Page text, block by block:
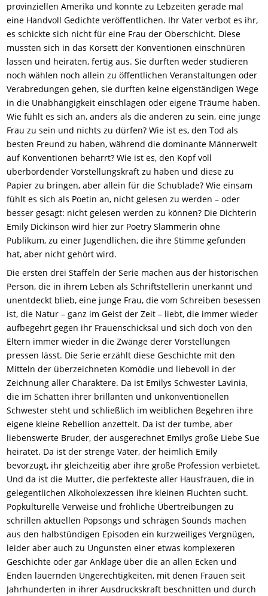
provinziellen Amerika und konnte zu Lebzeiten gerade mal
eine Handvoll Gedichte veröffentlichen. Ihr Vater verbot es ihr,
es schickte sich nicht für eine Frau der Oberschicht. Diese
mussten sich in das Korsett der Konventionen einschnüren
lassen und heiraten, fertig aus. Sie durften weder studieren
noch wählen noch allein zu öffentlichen Veranstaltungen oder
Verabredungen gehen, sie durften keine eigenständigen Wege
in die Unabhängigkeit einschlagen oder eigene Träume haben.
Wie fühlt es sich an, anders als die anderen zu sein, eine junge
Frau zu sein und nichts zu dürfen? Wie ist es, den Tod als
besten Freund zu haben, während die dominante Männerwelt
auf Konventionen beharrt? Wie ist es, den Kopf voll
überbordender Vorstellungskraft zu haben und diese zu
Papier zu bringen, aber allein für die Schublade? Wie einsam
fühlt es sich als Poetin an, nicht gelesen zu werden – oder
besser gesagt: nicht gelesen werden zu können? Die Dichterin
Emily Dickinson wird hier zur Poetry Slammerin ohne
Publikum, zu einer Jugendlichen, die ihre Stimme gefunden
hat, aber nicht gehört wird.
Die ersten drei Staffeln der Serie machen aus der historischen
Person, die in ihrem Leben als Schriftstellerin unerkannt und
unentdeckt blieb, eine junge Frau, die vom Schreiben besessen
ist, die Natur – ganz im Geist der Zeit – liebt, die immer wieder
aufbegehrt gegen ihr Frauenschicksal und sich doch von den
Eltern immer wieder in die Zwänge derer Vorstellungen
pressen lässt. Die Serie erzählt diese Geschichte mit den
Mitteln der überzeichneten Komödie und liebevoll in der
Zeichnung aller Charaktere. Da ist Emilys Schwester Lavinia,
die im Schatten ihrer brillanten und unkonventionellen
Schwester steht und schließlich im weiblichen Begehren ihre
eigene kleine Rebellion anzettelt. Da ist der tumbe, aber
liebenswerte Bruder, der ausgerechnet Emilys große Liebe Sue
heiratet. Da ist der strenge Vater, der heimlich Emily
bevorzugt, ihr gleichzeitig aber ihre große Profession verbietet.
Und da ist die Mutter, die perfekteste aller Hausfrauen, die in
gelegentlichen Alkoholexzessen ihre kleinen Fluchten sucht.
Popkulturelle Verweise und fröhliche Übertreibungen zu
schrillen aktuellen Popsongs und schrägen Sounds machen
aus den halbstündigen Episoden ein kurzweiliges Vergnügen,
leider aber auch zu Ungunsten einer etwas komplexeren
Geschichte oder gar Anklage über die an allen Ecken und
Enden lauernden Ungerechtigkeiten, mit denen Frauen seit
Jahrhunderten in ihrer Ausdruckskraft beschnitten und durch